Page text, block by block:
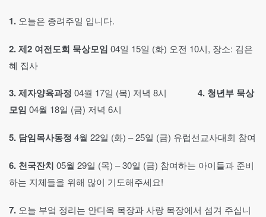
1. 오늘은 종려주일 입니다.
2.제2 여전도회 묵상모임 04일 15일 (화) 오전 10시, 장소: 김은
혜 집사
3.제자양육과정 04월 17일 (목) 저녁 8시 4. 청년부 묵상
모임 04월 18일 (금) 저녁 6시
5. 담임목사동정 4월 22일 (화) – 25일 (금) 유럽선교사대회 참여
6. 천국잔치 05월 29일 (목) – 30일 (금) 참여하는 아이들과 준비
하는 지체들을 위해 많이 기도해주세요!
7. 오늘 부엌 정리는 안디옥 목장과 사랑 목장에서 섬겨 주십니